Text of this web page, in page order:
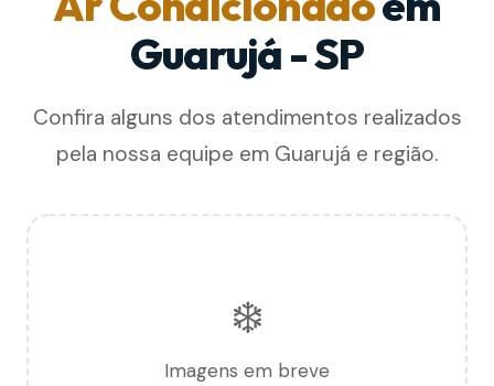
Guarujá - SP
Confira alguns dos atendimentos realizados
pela nossa equipe em Guarujá e região.
❄️
Imagens em breve